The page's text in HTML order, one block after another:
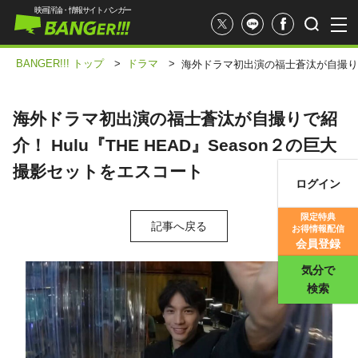
映画評価
映画評論・情報サイト バンガー
ログイン
限定特典
お得情報配信
会員登録
気分で
検索
BANGER!!! トップ > ドラマ > 海外ドラマ初出演の福士蒼汰が自撮
海外ドラマ初出演の福士蒼汰が自撮りで紹
介！ Hulu『THE HEAD』Season２の巨大
撮影セットをエスコート
記事へ戻る